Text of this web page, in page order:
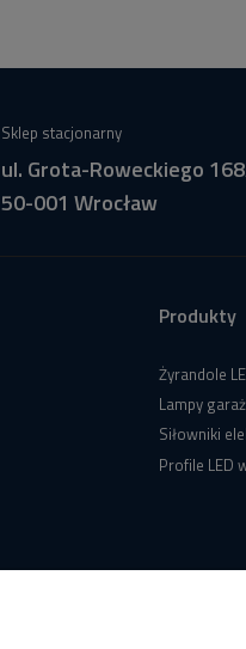
Sklep stacjonarny
ul. Grota-Roweckiego
50-001 Wrocław
Produkty
Żyrandole
Lampy
Siłowniki
Profile LED